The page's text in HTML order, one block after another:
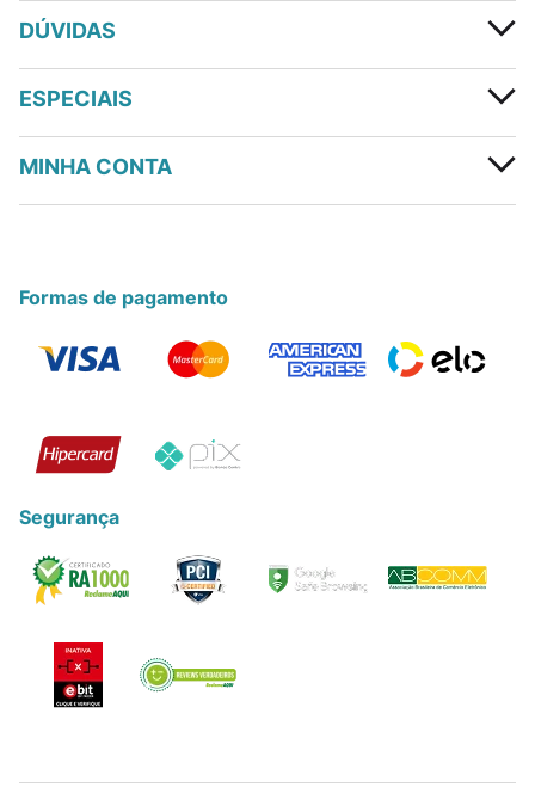
DÚVIDAS
ESPECIAIS
MINHA CONTA
Formas de pagamento
Segurança